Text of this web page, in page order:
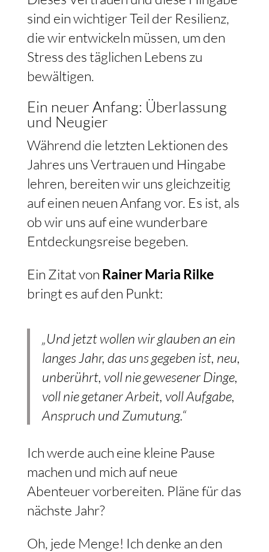
sind ein wichtiger Teil der Resilienz,
die wir entwickeln müssen, um den
Stress des täglichen Lebens zu
bewältigen.
Ein neuer Anfang: Überlassung
und Neugier
Während die letzten Lektionen des
Jahres uns Vertrauen und Hingabe
lehren, bereiten wir uns gleichzeitig
auf einen neuen Anfang vor. Es ist, als
ob wir uns auf eine wunderbare
Entdeckungsreise begeben.
Ein Zitat von Rainer Maria Rilke
bringt es auf den Punkt:
„Und jetzt wollen wir glauben an ein
langes Jahr, das uns gegeben ist, neu,
unberührt, voll nie gewesener Dinge,
voll nie getaner Arbeit, voll Aufgabe,
Anspruch und Zumutung.“
Ich werde auch eine kleine Pause
machen und mich auf neue
Abenteuer vorbereiten. Pläne für das
nächste Jahr?
Oh, jede Menge! Ich denke an den